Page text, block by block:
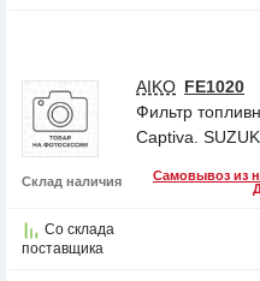
AIKO FE1020
Фильтр
Captiva.
Склад наличия
Самовывоз из
Со склада
поставщика